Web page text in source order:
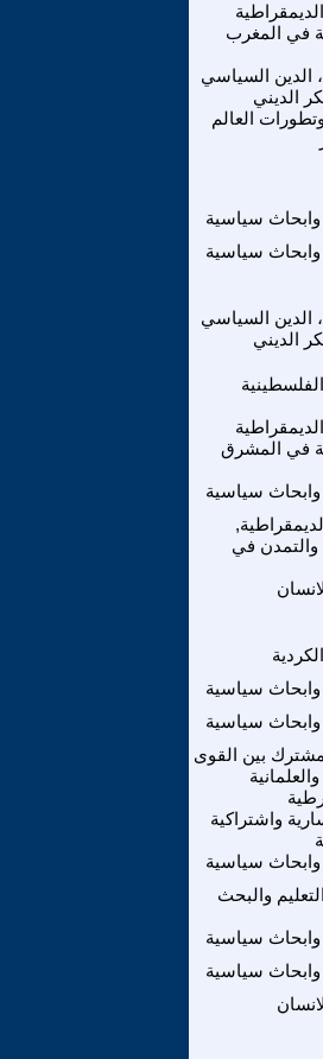
في المغرب
الدين السياسي
الديني
العالم
سياسية
سياسية
الدين السياسي
الديني
في المشرق
سياسية
والتمدن في
سياسية
سياسية
بين القوى
واشتراكية
سياسية
والبحث
سياسية
سياسية